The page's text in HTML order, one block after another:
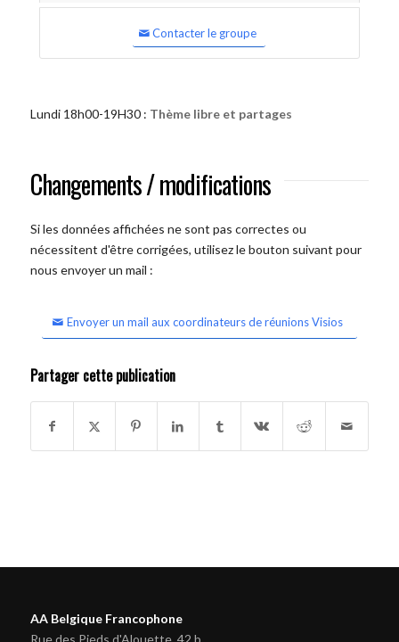
Contacter le groupe
Lundi 18h00-19H30 : Thème libre et partages
Changements / modifications
Si les données affichées ne sont pas correctes ou
nécessitent d'être corrigées, utilisez le bouton suivant pour
nous envoyer un mail :
Envoyer un mail aux coordinateurs de réunions Visios
Partager cette publication
AA Belgique Francophone
Rue des Pieds d'Alouette, 42 b